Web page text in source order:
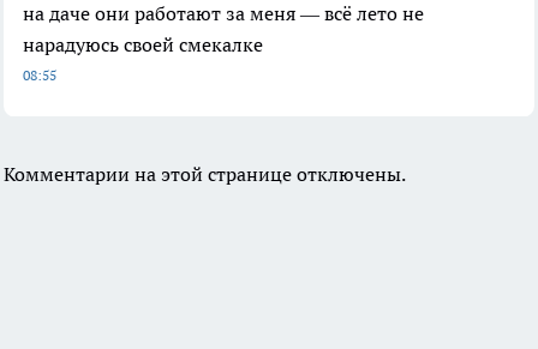
на даче они работают за меня — всё лето не
нарадуюсь своей смекалке
08:55
Комментарии на этой странице отключены.